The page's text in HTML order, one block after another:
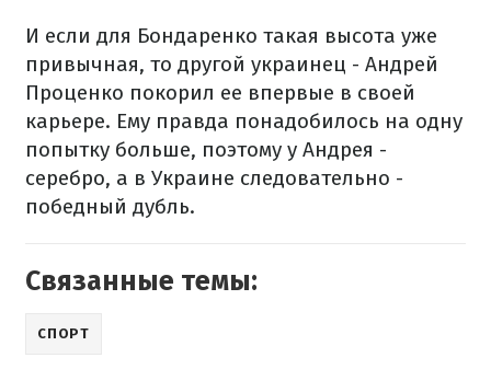
И если для Бондаренко такая высота уже
привычная, то другой украинец - Андрей
Проценко покорил ее впервые в своей
карьере. Ему правда понадобилось на одну
попытку больше, поэтому у Андрея -
серебро, а в Украине следовательно -
победный дубль.
Связанные темы:
СПОРТ